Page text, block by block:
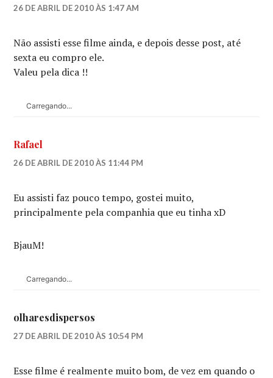
26 DE ABRIL DE 2010 ÀS 1:47 AM
Não assisti esse filme ainda, e depois desse post, até
sexta eu compro ele.
Valeu pela dica !!
Carregando...
Rafael
26 DE ABRIL DE 2010 ÀS 11:44 PM
Eu assisti faz pouco tempo, gostei muito,
principalmente pela companhia que eu tinha xD
BjauM!
Carregando...
olharesdispersos
27 DE ABRIL DE 2010 ÀS 10:54 PM
Esse filme é realmente muito bom, de vez em quando o